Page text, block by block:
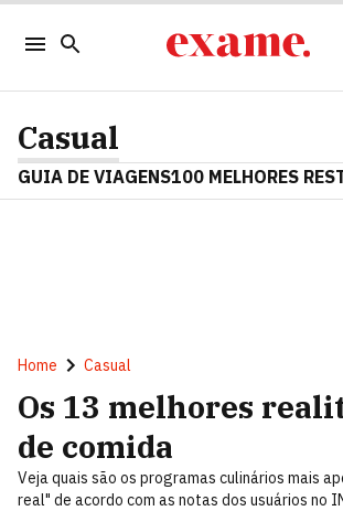
Casual
GUIA DE VIAGENS100 MELHORES
Home Casual
Os 13 melhores
de comida
Veja quais são os programas culinários mais
real" de acordo com as notas dos usuários no